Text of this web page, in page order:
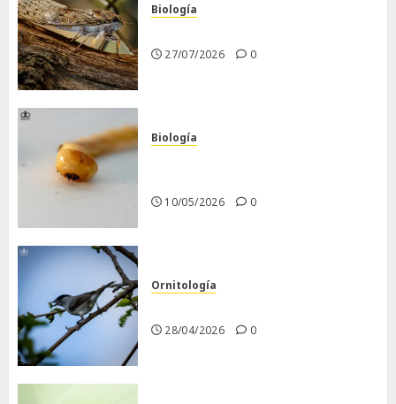
Biología
27/07/2026 0
Biología
10/05/2026 0
Ornitología
28/04/2026 0